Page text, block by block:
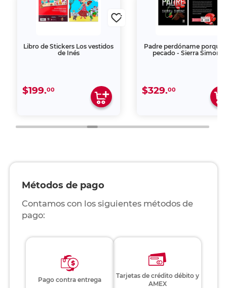
Libro de Stickers Los vestidos
de Inés
$199.00
Padre perdóname porque
pecado - Sierra Simone
$329.00
Métodos de pago
Contamos con los siguientes métodos de
pago:
Pago contra entrega
Tarjetas de crédito débito y
AMEX